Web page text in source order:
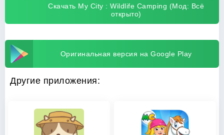
Скачать My City : Wildlife Camping (Мод: Всё
открыто)
Оригинальная версия на Google Play
Другие приложения: